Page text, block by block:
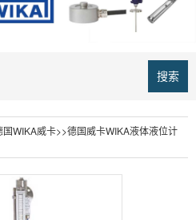
搜索
国WIKA威卡>>德国威卡WIKA液体液位计